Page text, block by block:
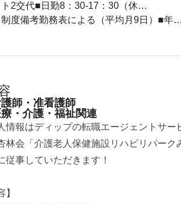
2交代■日勤8：30-17：30（休…
度備考勤務表による（平均月9日）■年…
師・准看護師
療・介護・福祉関連
情報はディップの転職エージェントサー
林会「介護老人保健施設リハビリパーク
従事していただきます！
】